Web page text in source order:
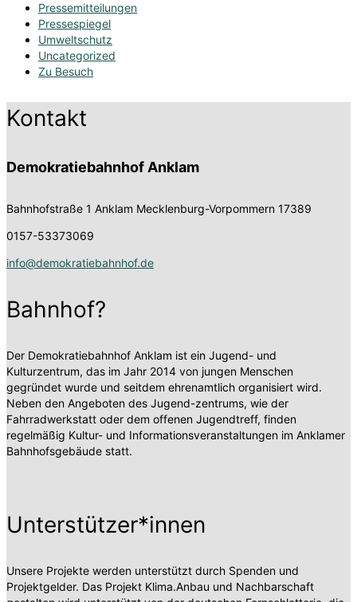
Pressemitteilungen
Pressespiegel
Umweltschutz
Uncategorized
Zu Besuch
Kontakt
Demokratiebahnhof Anklam
Bahnhofstraße 1 Anklam Mecklenburg-Vorpommern 17389
0157-53373069
info@demokratiebahnhof.de
Bahnhof?
Der Demokratiebahnhof Anklam ist ein Jugend- und
Kulturzentrum, das im Jahr 2014 von jungen Menschen
gegründet wurde und seitdem ehrenamtlich organisiert wird.
Neben den Angeboten des Jugend-zentrums, wie der
Fahrradwerkstatt oder dem offenen Jugendtreff, finden
regelmäßig Kultur- und Informationsveranstaltungen im Anklamer
Bahnhofsgebäude statt.
Unterstützer*innen
Unsere Projekte werden unterstützt durch Spenden und
Projektgelder. Das Projekt Klima.Anbau und Nachbarschaft